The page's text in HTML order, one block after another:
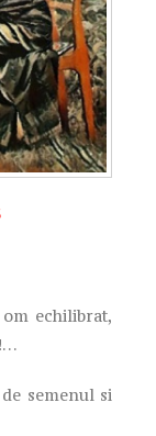
echilibrat,
semenul si